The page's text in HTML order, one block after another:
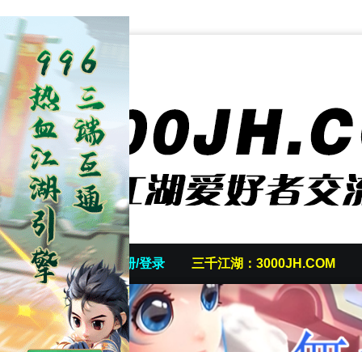
首页 发帖/注册/登录 三千江湖：3000JH.COM